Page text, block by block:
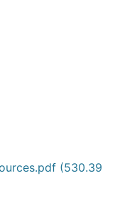
(530.39